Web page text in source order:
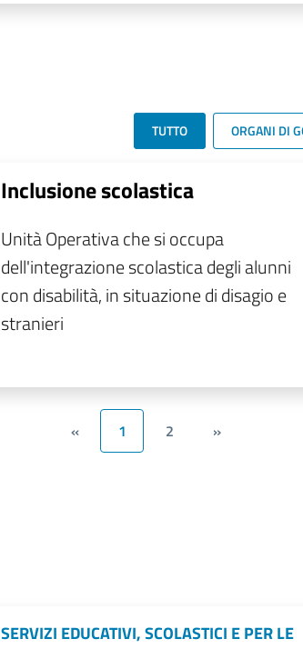
TUTTO ORGANI DI
Inclusione scolastica
Unità Operativa che si occupa
dell'integrazione scolastica degli alunni
con disabilità, in situazione di disagio e
stranieri
« 1 2 »
SERVIZI EDUCATIVI, SCOLASTICI E PER LE